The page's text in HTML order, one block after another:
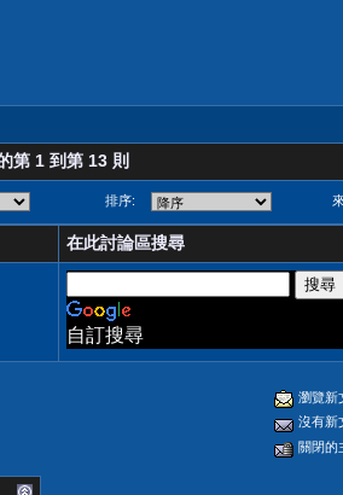
第 1 到第 13 則
排序:
在此討論區搜尋
自訂搜尋
瀏覽新
沒有新
關閉的